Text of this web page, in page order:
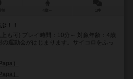
！！
も可) プレイ時間：10分～ 対象年齢：4歳
の運動会がはじまります。サイコロをふっ
）
）